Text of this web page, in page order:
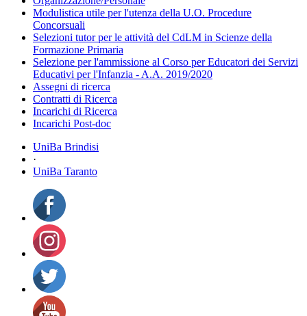
Modulistica utile per l'utenza della U.O. Procedure
Concorsuali
Selezioni tutor per le attività del CdLM in Scienze della
Formazione Primaria
Selezione per l'ammissione al Corso per Educatori dei Servizi
Educativi per l'Infanzia - A.A. 2019/2020
Assegni di ricerca
Contratti di Ricerca
Incarichi di Ricerca
Incarichi Post-doc
UniBa Brindisi
·
UniBa Taranto